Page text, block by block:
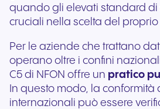
quando gli elevati standard di
cruciali nella scelta del proprio
Per le aziende che trattano
operano oltre i confini
C5 di NFON offre un pratico
In questo modo, la conformità
internazionali può essere